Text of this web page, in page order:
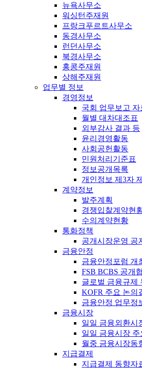
뉴욕사무소
워싱턴주재원
프랑크푸르트사무소
동경사무소
런던사무소
북경사무소
홍콩주재원
상해주재원
업무별 정보
경영정보
국회 업무보고 자
월별 대차대조표
외부감사 결과 등
윤리경영활동
사회공헌활동
민원처리기준표
정보공개목록
개인정보 제3자
계약정보
발주계획
경쟁입찰계약현
수의계약현황
통화정책
공개시장운영 공
금융안정
금융안정포럼 개
FSB BCBS 공개
글로벌 금융규제
KOFR 주요 논의
금융안정 업무정
금융시장
일일 금융외환시
일일 금융시장 주
월중 금융시장동
지급결제
지급결제 동향자